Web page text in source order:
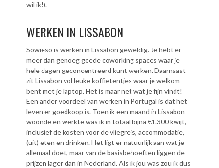
wil ik!).
WERKEN IN LISSABON
Sowieso is werken in Lissabon geweldig. Je hebt er
meer dan genoeg goede coworking spaces waar je
hele dagen geconcentreerd kunt werken. Daarnaast
zit Lissabon vol leuke koffietentjes waar je welkom
bent met je laptop. Het is maar net wat je fijn vindt!
Een ander voordeel van werken in Portugal is dat het
leven er goedkoop is. Toen ik een maand in Lissabon
woonde en werkte was ik in totaal bijna €1.300 kwijt,
inclusief de kosten voor de vliegreis, accommodatie,
(uit) eten en drinken. Het ligt er natuurlijk aan wat je
allemaal doet, maar van de basisbehoeften liggen de
prijzen lager dan in Nederland. Als ik jou was zou ik dus